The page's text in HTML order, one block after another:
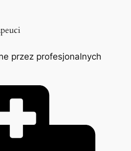
przez profesjonalnych